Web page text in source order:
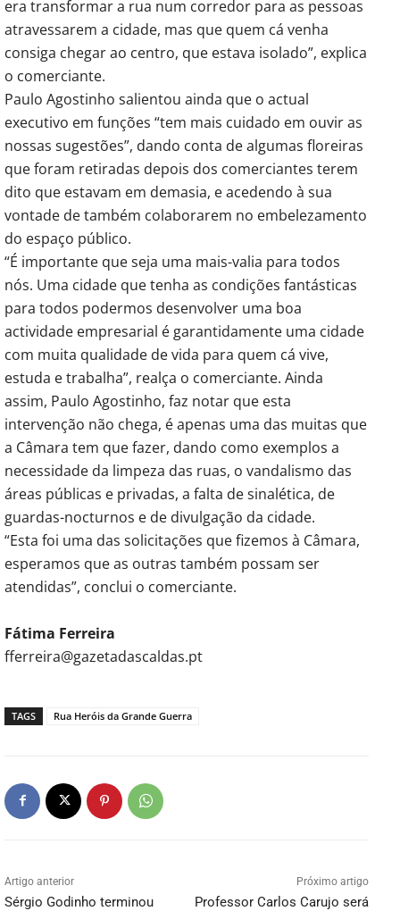
era transformar a rua num corredor para as pessoas
atravessarem a cidade, mas que quem cá venha
consiga chegar ao centro, que estava isolado”, explica
o comerciante.
Paulo Agostinho salientou ainda que o actual
executivo em funções “tem mais cuidado em ouvir as
nossas sugestões”, dando conta de algumas floreiras
que foram retiradas depois dos comerciantes terem
dito que estavam em demasia, e acedendo à sua
vontade de também colaborarem no embelezamento
do espaço público.
“É importante que seja uma mais-valia para todos
nós. Uma cidade que tenha as condições fantásticas
para todos podermos desenvolver uma boa
actividade empresarial é garantidamente uma cidade
com muita qualidade de vida para quem cá vive,
estuda e trabalha”, realça o comerciante. Ainda
assim, Paulo Agostinho, faz notar que esta
intervenção não chega, é apenas uma das muitas que
a Câmara tem que fazer, dando como exemplos a
necessidade da limpeza das ruas, o vandalismo das
áreas públicas e privadas, a falta de sinalética, de
guardas-nocturnos e de divulgação da cidade.
“Esta foi uma das solicitações que fizemos à Câmara,
esperamos que as outras também possam ser
atendidas”, conclui o comerciante.
Fátima Ferreira
fferreira@gazetadascaldas.pt
TAGS Rua Heróis da Grande Guerra
Artigo anterior
Sérgio Godinho terminou
Próximo artigo
Professor Carlos Carujo será